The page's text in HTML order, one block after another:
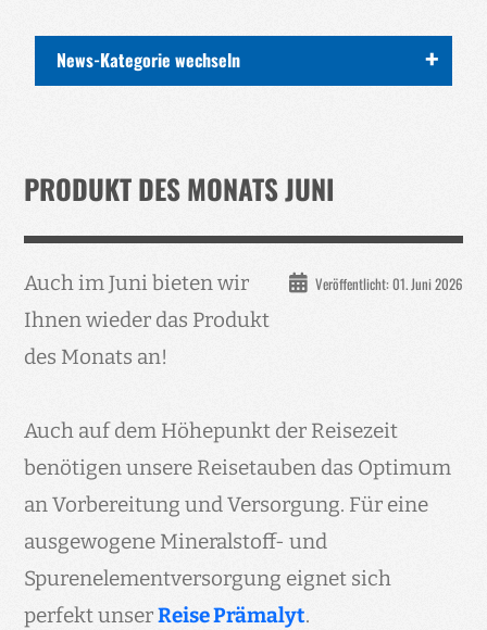
News-Kategorie wechseln
Events
Taubenklinik
Kohaus Förderv.
Tierschutz
Jugendliche
PRODUKT DES MONATS JUNI
Veröffentlicht: 01. Juni 2026
Auch im Juni bieten wir
Ihnen wieder das Produkt
des Monats an!
Auch auf dem Höhepunkt der Reisezeit
benötigen unsere Reisetauben das Optimum
an Vorbereitung und Versorgung. Für eine
ausgewogene Mineralstoff- und
Spurenelementversorgung eignet sich
perfekt unserReise Prämalyt.